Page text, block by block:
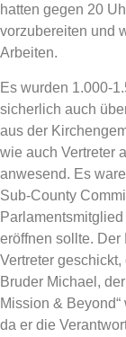
hatten gegen 20
vorzubereiten und
Arbeiten.
Es wurden 1.000-
sicherlich auch
aus der
wie auch Vertreter
anwesend. Es
Sub-County
Parlamentsmitglied
eröffnen sollte. Der
Vertreter
Bruder Michael,
Mission &
da er die